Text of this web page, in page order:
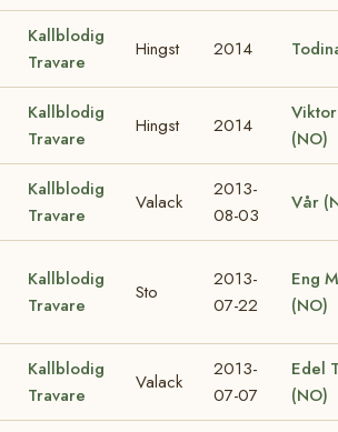
Kallblodig
Travare
Hingst 2014
Kallblodig
Travare
Hingst 2014
(NO)
Kallblodig
Travare
Valack
2013-
08-03
Vår
Kallblodig
Travare
Sto
2013-
07-22
Eng
(NO)
Kallblodig
Travare
Valack
2013-
07-07
Edel
(NO)